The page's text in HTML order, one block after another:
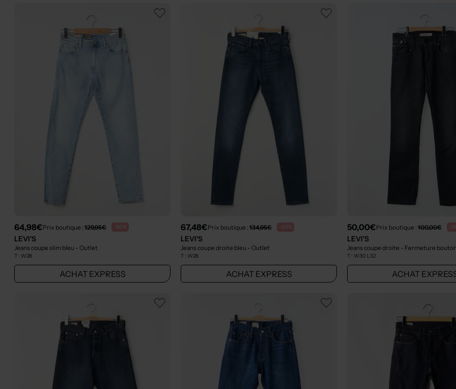
64,98€Prix boutique :129,95€ -50%
LEVI'S
Jeans coupe slim bleu - Outlet
T : W28
ACHAT EXPRESS
67,48€Prix boutique :134,95€ -50%
LEVI'S
Jeans coupe droite bleu - Outlet
T : W28
ACHAT EXPRESS
50,00€Prix boutique : 100,00€ -
LEVI'S
T : W30 L32
ACHAT